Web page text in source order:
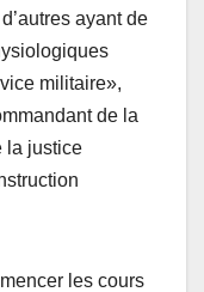
ayant de
militaire»,
de la
la justice
les cours